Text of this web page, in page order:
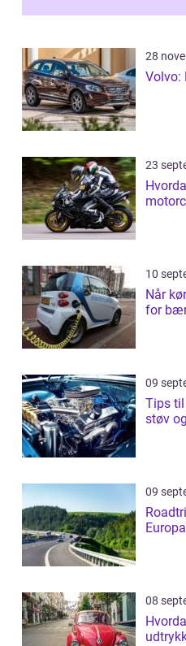
28
Volvo:
23
10
Når
for
09
Tips
støv
09
Europa
08